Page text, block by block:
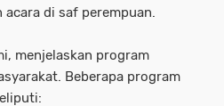
di saf perempuan.
menjelaskan program
Beberapa program